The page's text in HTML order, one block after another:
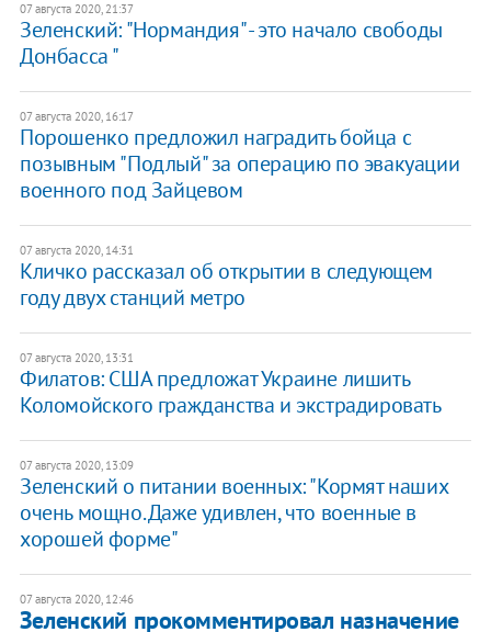
07 августа 2020, 21:37
Зеленский: "Нормандия" - это начало свободы
Донбасса "
07 августа 2020, 16:17
Порошенко предложил наградить бойца с
позывным "Подлый" за операцию по эвакуации
военного под Зайцевом
07 августа 2020, 14:31
Кличко рассказал об открытии в следующем
году двух станций метро
07 августа 2020, 13:31
Филатов: США предложат Украине лишить
Коломойского гражданства и экстрадировать
07 августа 2020, 13:09
Зеленский о питании военных: "Кормят наших
очень мощно. Даже удивлен, что военные в
хорошей форме"
07 августа 2020, 12:46
Зеленский прокомментировал назначение